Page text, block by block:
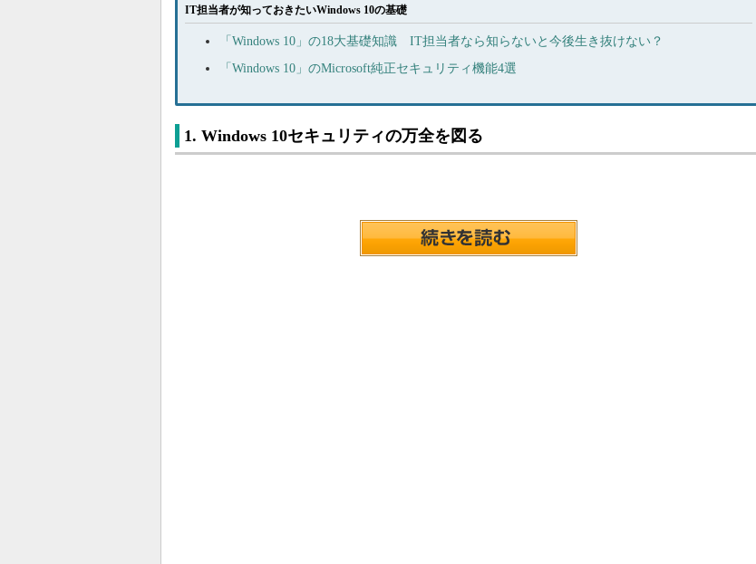
IT担当者が知っておきたいWindows 10の基礎
「Windows 10」の18大基礎知識 IT担当者なら知らないと今後生き抜けない？
「Windows 10」のMicrosoft純正セキュリティ機能4選
1. Windows 10セキュリティの万全を図る